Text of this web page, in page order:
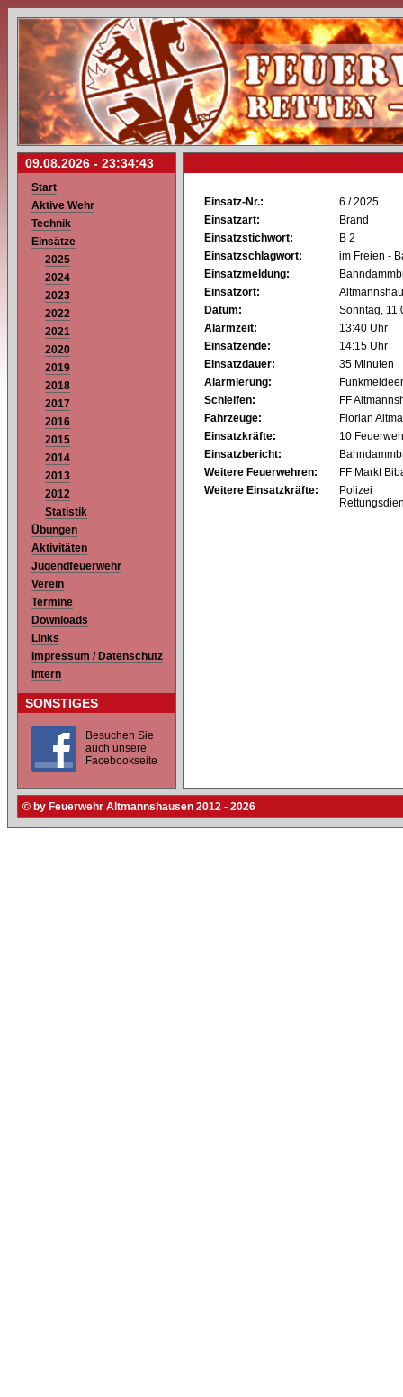
09.08.2026 - 23:34:43
Start
Aktive Wehr
Technik
Einsätze
2025
2024
2023
2022
2021
2020
2019
2018
2017
2016
2015
2014
2013
2012
Statistik
Übungen
Aktivitäten
Jugendfeuerwehr
Verein
Termine
Downloads
Links
Impressum / Datenschutz
Intern
SONSTIGES
Besuchen Sie
auch unsere
Facebookseite
Einsatz-Nr.:
6 / 2025
Einsatzart:
Brand
Einsatzstichwort:
B 2
Einsatzschlagwort:
im Freien -
Einsatzmeldung:
Einsatzort:
Datum:
Sonntag,
Alarmzeit:
13:40 Uhr
Einsatzende:
14:15 Uhr
Einsatzdauer:
35 Minuten
Alarmierung:
Schleifen:
FF
Fahrzeuge:
Florian
Einsatzkräfte:
10
Einsatzbericht:
Weitere Feuerwehren:
FF Markt
Weitere Einsatzkräfte:
Polizei
© by Feuerwehr Altmannshausen 2012 - 2026